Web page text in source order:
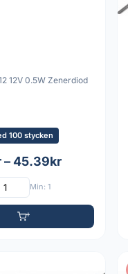
12V 0.5W Zenerdiod
100 stycken
– 45.39kr
Min: 1